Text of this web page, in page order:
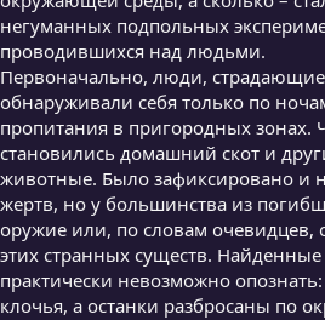
негуманных подпольных
проводившихся над людьми.
Первоначально, люди, страдающие
обнаруживали себя только по
пропитания в пригородных зонах.
становились домашний скот и
животные. Было зафиксировано и
жертв, но у большинства из
оружие или, по словам очевидцев,
этих странных существ.
практически невозможно
клочья, а останки разбросаны по